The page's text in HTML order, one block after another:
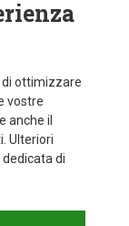
di ottimizzare
vostre
anche il
Ulteriori
di